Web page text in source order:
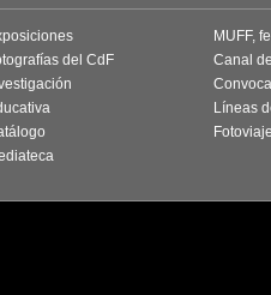
del CdF
MUFF,
Canal
Líneas